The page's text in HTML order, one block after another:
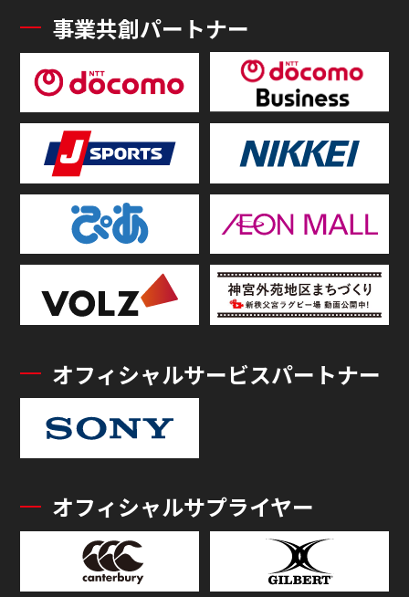
事業共創パートナー
オフィシャルサービスパートナー
オフィシャルサプライヤー